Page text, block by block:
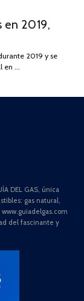
en 2019,
2019 y se
…
DEL GAS, única
gas natural,
del fascinante y